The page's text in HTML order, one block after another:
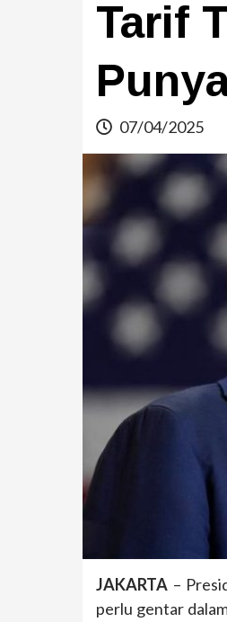
Tarif
07/04/2025
JAKARTA –
perlu gentar